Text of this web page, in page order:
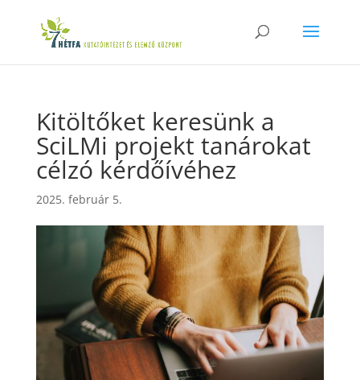
Kitöltőket keresünk a
SciLMi projekt tanárokat
célzó kérdőívéhez
2025. február 5.